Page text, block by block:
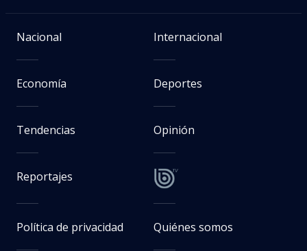
Nacional Internacional
Economía Deportes
Tendencias Opinión
Reportajes
Política de privacidad Quiénes somos